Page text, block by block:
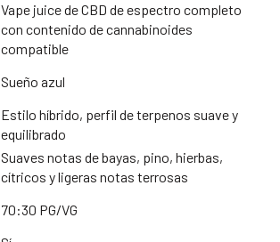
Vape juice de CBD de espectro completo
con contenido de cannabinoides
compatible
Sueño azul
Estilo híbrido, perfil de terpenos suave y
equilibrado
Suaves notas de bayas, pino, hierbas,
cítricos y ligeras notas terrosas
70:30 PG/VG